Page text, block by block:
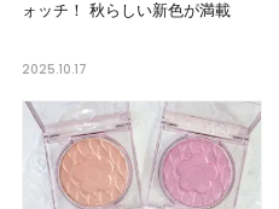
ォッチ！ 秋らしい新色が満載
2025.10.17